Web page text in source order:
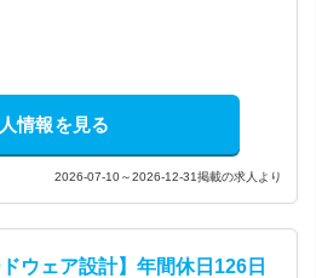
情報を見る
2026-07-10～2026-12-31掲載の求人より
ウェア設計】年間休日126日